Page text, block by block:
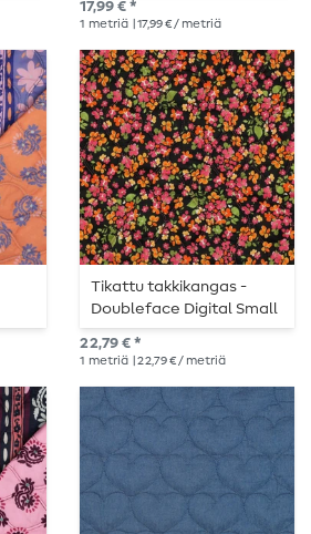
17,99 € *
1 metriä | 17,99 € / metriä
Tikattu takkikangas -
Doubleface Digital Small
Blossoms Musta
22,79 € *
1 metriä | 22,79 € / metriä